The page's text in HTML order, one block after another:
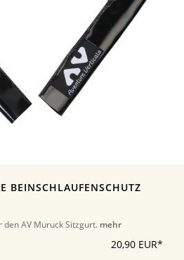
BEINSCHLAUFENSCHUTZ
den AV Muruck Sitzgurt. mehr
20,90 EUR*